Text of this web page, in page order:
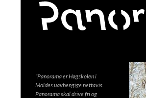
"Panorama er Høgskolen i
Moldes uavhengige nettavis.
Panorama skal drive fri og